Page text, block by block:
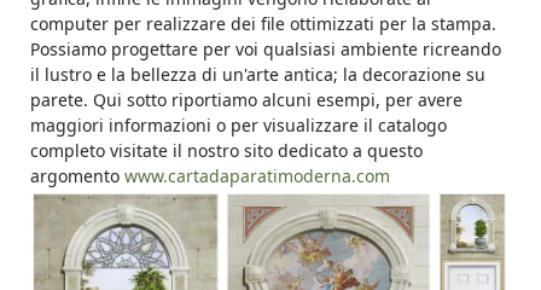
computer per realizzare dei file ottimizzati per la stampa.
Possiamo progettare per voi qualsiasi ambiente ricreando
il lustro e la bellezza di un'arte antica; la decorazione su
parete. Qui sotto riportiamo alcuni esempi, per avere
maggiori informazioni o per visualizzare il catalogo
completo visitate il nostro sito dedicato a questo
argomento www.cartadaparatimoderna.com